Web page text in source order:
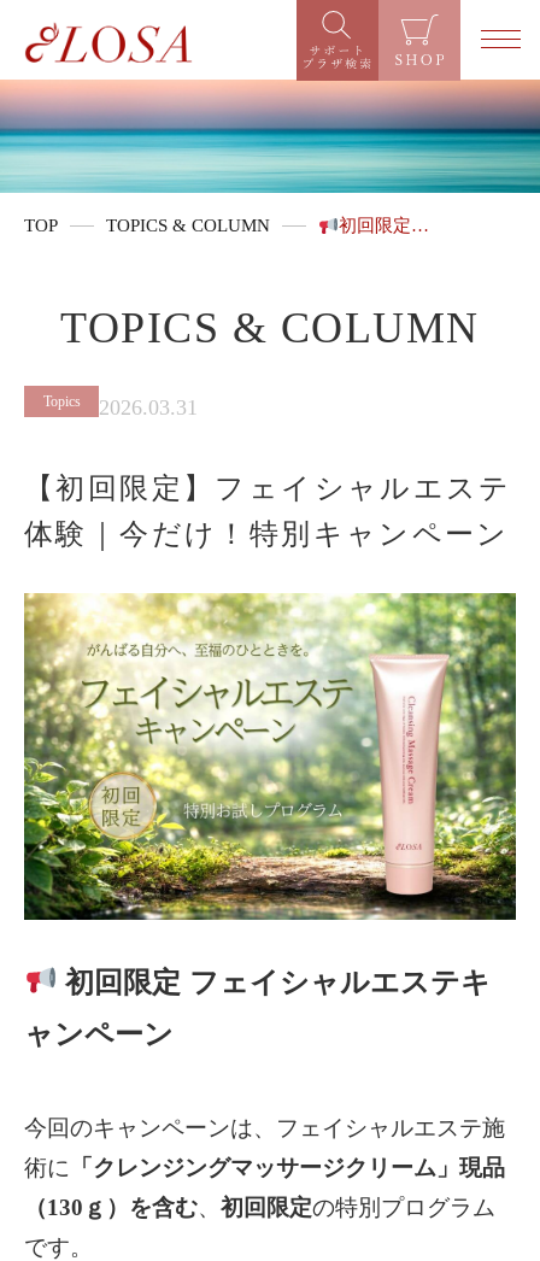
TOP TOPICS & COLUMN 初回限定…
TOPICS & COLUMN
Topics 2026.03.31
【初回限定】フェイシャルエステ
体験｜今だけ！特別キャンペーン
初 回限定 フェイシャルエステキ
ャンペーン
今回のキャンペーンは、フェイシャルエステ施
術に 「クレンジングマッサージクリーム」現品
（130ｇ）を含む、 初回限定の特別プログラム
です。